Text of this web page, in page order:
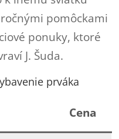
pomôckami
ponuky, ktoré
J. Šuda.
prváka
Cena